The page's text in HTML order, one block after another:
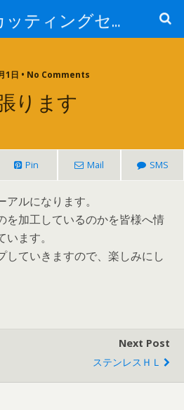
レーザーカッティングセンター 株式会社 中本鉄工所
1日 • No Comments
ります
Pin Mail SMS
ルになります。
を加工しているのかを皆様へ情
ます。
していきますので、楽しみにし
Next Post
ステンレスＨＬ